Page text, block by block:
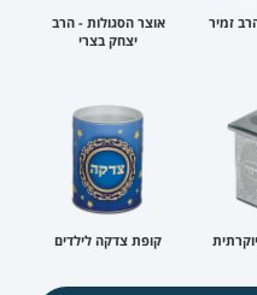
זמיר
אוצר הסגולות - הרב
יצחק בצרי
קופת צדקה לילדים